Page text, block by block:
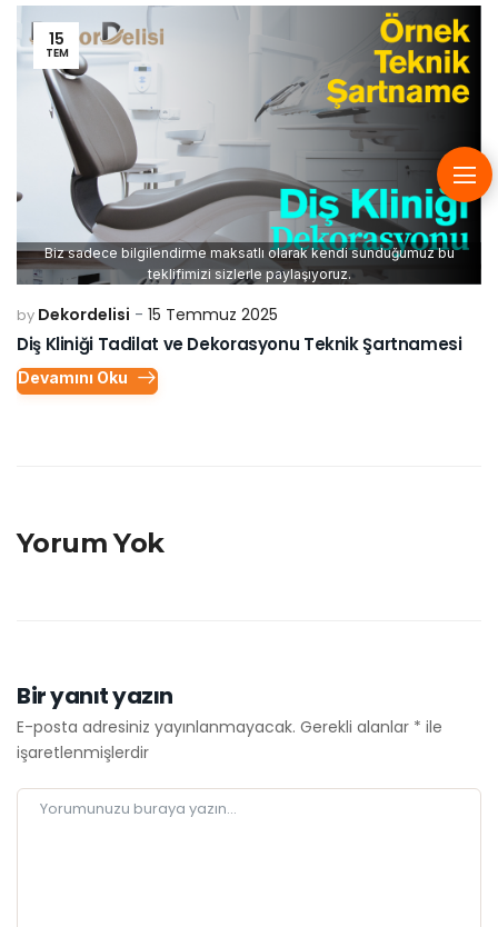
15
TEM
Biz sadece bilgilendirme maksatlı olarak kendi sunduğumuz bu
teklifimizi sizlerle paylaşıyoruz.
by Dekordelisi 15 Temmuz 2025
Diş Kliniği Tadilat ve Dekorasyonu Teknik Şartnamesi
Devamını Oku
Yorum Yok
Bir yanıt yazın
E-posta adresiniz yayınlanmayacak. Gerekli alanlar * ile
işaretlenmişlerdir